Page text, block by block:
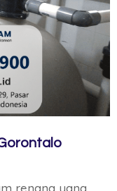
renang yang